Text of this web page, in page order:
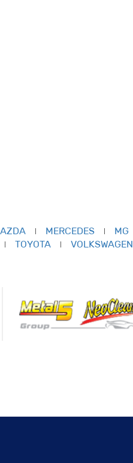
MERCEDES MG
TOYOTA VOLKSWAGEN